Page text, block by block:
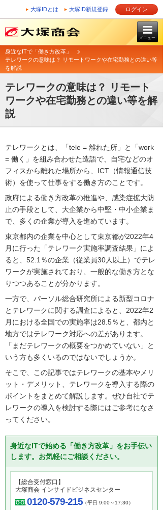
大塚IDとは 大塚ID新規登録 ログイン
メニュー
身近なITで「働き方改革」
テレワークの意味は？ リモートワークや在宅勤務との違い等
を解説
テレワークの意味は？ リモート
ワークや在宅勤務との違い等を解
説
テレワークとは、「tele = 離れた所」と「work
= 働く」を組み合わせた造語で、自宅などのオ
フィスから離れた場所から、ICT（情報通信技
術）を使って仕事をする働き方のことです。
政府による働き方改革の推進や、感染症拡大防
止の手段として、大企業から中堅・中小企業ま
で、多くの企業が導入を進めています。
東京都内の企業を中心として東京都が2022年4
月に行った「テレワーク実施率調査結果」によ
ると、52.1％の企業（従業員30人以上）でテレ
ワークが実施されており、一般的な働き方とな
りつつあることが分かります。
一方で、パーソル総合研究所による新型コロナ
とテレワークに関する調査によると、2022年2
月における全国での実施率は28.5％と、都内と
地方ではテレワーク対応への差があります。
「まだテレワークの概要をつかめていない」と
いう方も多くいるのではないでしょうか。
そこで、この記事ではテレワークの基本やメリ
ット・デメリット、テレワークを導入する際の
ポイントをまとめて解説します。ぜひ自社でテ
レワークの導入を検討する際にはご参考になさ
ってください。
身近なITで始める「働き方改革」をお手伝い
します。お気軽にご相談ください。
【総合受付窓口】
大塚商会 インサイドビジネスセンター
0120-579-215（平日 9:00～17:30）